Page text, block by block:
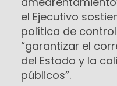
el Ejecutivo
política de
“garantizar el
del Estado y la
públicos”.